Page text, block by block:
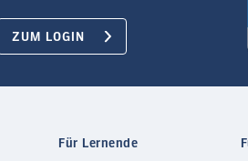
ZUM LOGIN
Für Lernende